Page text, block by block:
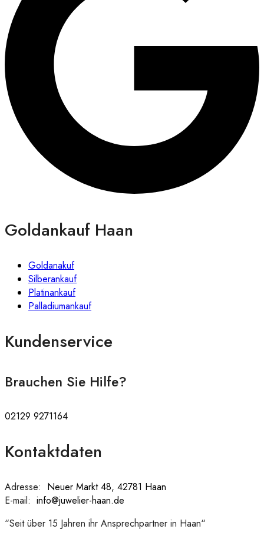
Goldankauf Haan
Goldanakuf
Silberankauf
Platinankauf
Palladiumankauf
Kundenservice
Brauchen Sie Hilfe?
02129 9271164
Kontaktdaten
Adresse: Neuer Markt 48, 42781 Haan
E-mail: info@juwelier-haan.de
“Seit über 15 Jahren ihr Ansprechpartner in Haan“